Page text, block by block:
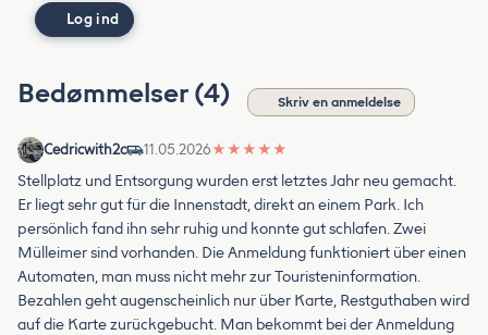
Log ind
Bedømmelser (4) Skriv en anmeldelse
Cedricwith2c 11.05.2026★ ★ ★ ★ ★
Stellplatz und Entsorgung wurden erst letztes Jahr neu gemacht.
Er liegt sehr gut für die Innenstadt, direkt an einem Park. Ich
persönlich fand ihn sehr ruhig und konnte gut schlafen. Zwei
Mülleimer sind vorhanden. Die Anmeldung funktioniert über einen
Automaten, man muss nicht mehr zur Touristeninformation.
Bezahlen geht augenscheinlich nur über Karte, Restguthaben wird
auf die Karte zurückgebucht. Man bekommt bei der Anmeldung